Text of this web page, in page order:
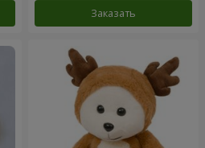
Заказать